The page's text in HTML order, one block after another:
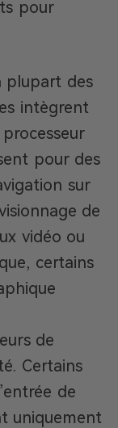
pour
plupart des
intègrent
pour des
sur
de
vidéo ou
certains
de
Certains
de
uniquement